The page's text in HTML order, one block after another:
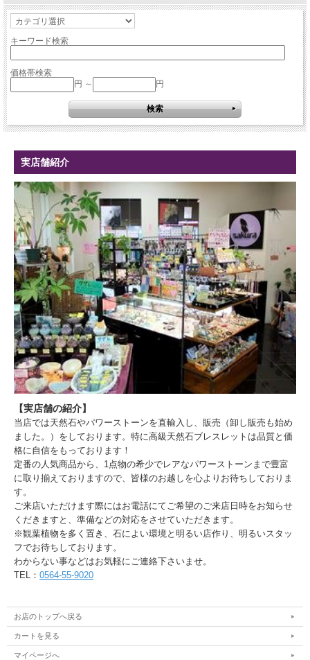
キーワード検索
価格帯検索
円 ～
円
実店舗紹介
【実店舗の紹介】
当店では天然石やパワーストーンを直輸入し、販売（卸し販売も始め
ました。）をしております。特に高級天然石ブレスレットは品質と価
格に自信をもっております！
定番の人気商品から、1点物の希少でレアなパワーストーンまで豊富
に取り揃えておりますので、皆様のお越しを心よりお待ちしておりま
す。
ご来店いただけます際にはお電話にてご希望のご来店日時をお知らせ
くだきますと、準備などの対応をさせていただきます。
※観葉植物を多く置き、石によい環境と明るい店作り、明るいスタッ
フでお待ちしております。
わからない事などはお気軽にご連絡下さいませ。
TEL： 0564-55-9020
お店のトップへ戻る
カートを見る
マイページへ